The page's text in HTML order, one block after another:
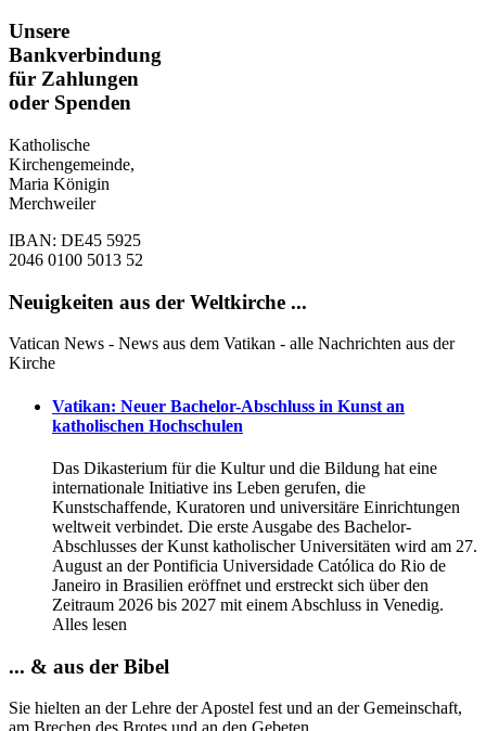
Unsere
Bankverbindung
für Zahlungen
oder Spenden
Katholische
Kirchengemeinde,
Maria Königin
Merchweiler
IBAN: DE45 5925
2046 0100 5013 52
Neuigkeiten aus der Weltkirche ...
Vatican News - News aus dem Vatikan - alle Nachrichten aus der
Kirche
Vatikan: Neuer Bachelor-Abschluss in Kunst an
katholischen Hochschulen
Das Dikasterium für die Kultur und die Bildung hat eine
internationale Initiative ins Leben gerufen, die
Kunstschaffende, Kuratoren und universitäre Einrichtungen
weltweit verbindet. Die erste Ausgabe des Bachelor-
Abschlusses der Kunst katholischer Universitäten wird am 27.
August an der Pontificia Universidade Católica do Rio de
Janeiro in Brasilien eröffnet und erstreckt sich über den
Zeitraum 2026 bis 2027 mit einem Abschluss in Venedig.
Alles lesen
... & aus der Bibel
Sie hielten an der Lehre der Apostel fest und an der Gemeinschaft,